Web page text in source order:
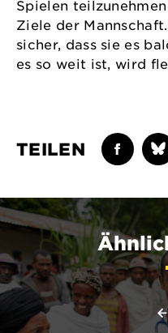
Spielen
Ziele der
sicher, dass sie es
es so weit ist, wird
TEILEN